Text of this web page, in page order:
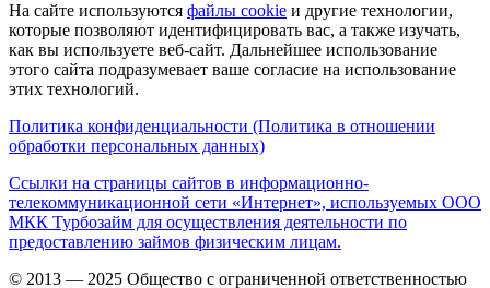
На сайте используются файлы cookie и другие технологии,
которые позволяют идентифицировать вас, а также изучать,
как вы используете веб-сайт. Дальнейшее использование
этого сайта подразумевает ваше согласие на использование
этих технологий.
Политика конфиденциальности (Политика в отношении
обработки персональных данных)
Ссылки на страницы сайтов в информационно-
телекоммуникационной сети «Интернет», используемых ООО
МКК Турбозайм для осуществления деятельности по
предоставлению займов физическим лицам.
© 2013 — 2025 Общество с ограниченной ответственностью